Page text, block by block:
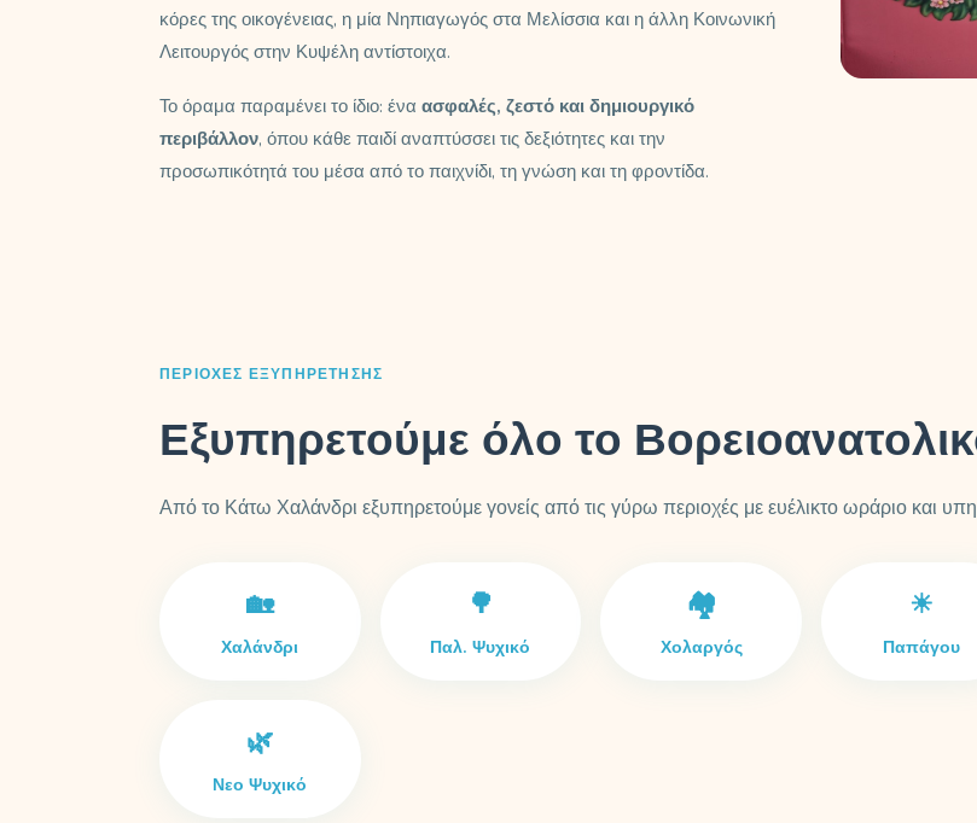
κόρες της οικογένειας, η μία Νηπιαγωγός στα Μελίσσια και η άλλη Κοινωνική
Λειτουργός στην Κυψέλη αντίστοιχα.
Το όραμα παραμένει το ίδιο: ένα ασφαλές, ζεστό και δημιουργικό
περιβάλλον, όπου κάθε παιδί αναπτύσσει τις δεξιότητες και την
προσωπικότητά του μέσα από το παιχνίδι, τη γνώση και τη φροντίδα.
ΠΕΡΙΟΧΈΣ ΕΞΥΠΗΡΈΤΗΣΗΣ
Εξυπηρετούμε όλο το
Από το Κάτω Χαλάνδρι εξυπηρετούμε γονείς από τις γύρω περιοχές με ευέλικτο ωράριο και
🏡
Χαλάνδρι
🌳
Παλ. Ψυχικό
🏘️
Χολαργός
☀
Παπάγου
🌿
Νεο Ψυχικό